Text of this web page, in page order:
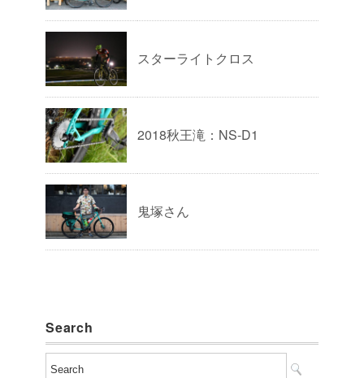
スターライトクロス
2018秋王滝：NS-D1
鬼塚さん
Search